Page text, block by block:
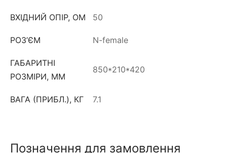
ВХІДНИЙ ОПІР, ОМ 50
РОЗ’ЄМ N-female
ГАБАРИТНІ
РОЗМІРИ, ММ
850*210*420
ВАГА (ПРИБЛ.), КГ 7.1
Позначення для замовлення